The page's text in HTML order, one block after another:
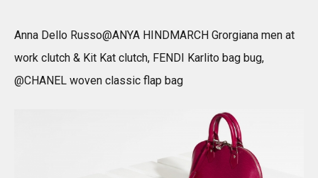
Anna Dello Russo@ANYA HINDMARCH Grorgiana men at
work clutch & Kit Kat clutch, FENDI Karlito bag bug,
@CHANEL woven classic flap bag